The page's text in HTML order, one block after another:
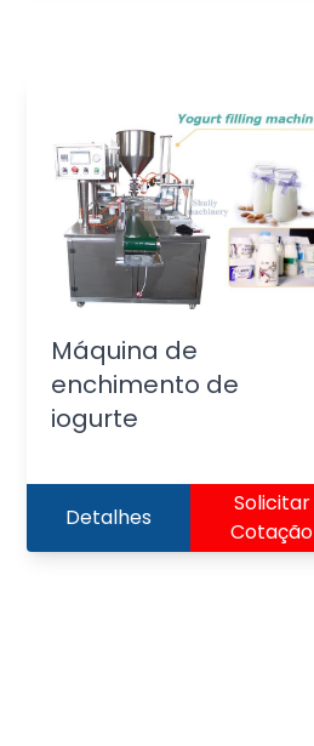
Máquina de
enchimento de
iogurte
Detalhes
Solicitar
Cotação